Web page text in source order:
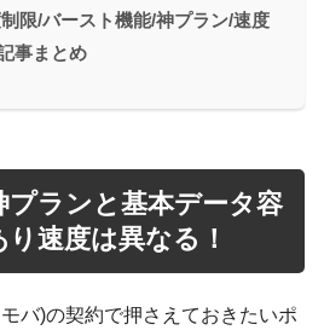
限/バースト機能/神プラン/速度
事まとめ
プランと基本データ容
速度は異なる！
バ)の契約で押さえておきたいポ